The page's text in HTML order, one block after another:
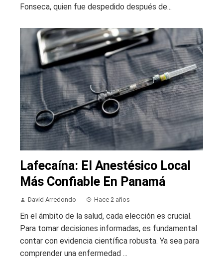
Fonseca, quien fue despedido después de...
Lafecaína: El Anestésico Local
Más Confiable En Panamá
David Arredondo Hace 2 años
En el ámbito de la salud, cada elección es crucial.
Para tomar decisiones informadas, es fundamental
contar con evidencia científica robusta. Ya sea para
comprender una enfermedad ...